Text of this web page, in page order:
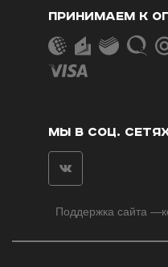
ПРИНИМАЕМ К
МЫ В СОЦ.
Поддержка сайта